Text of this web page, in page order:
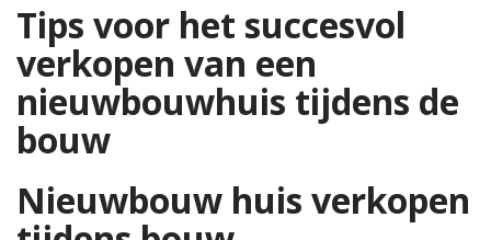
Tips voor het succesvol
verkopen van een
nieuwbouwhuis tijdens de
bouw
Nieuwbouw huis verkopen